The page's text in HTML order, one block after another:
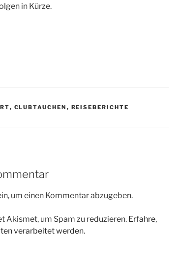
in Kürze.
, CLUBTAUCHEN , REISEBERICHTE
um einen Kommentar abzugeben.
Akismet, um Spam zu reduzieren. Erfahre,
verarbeitet werden.